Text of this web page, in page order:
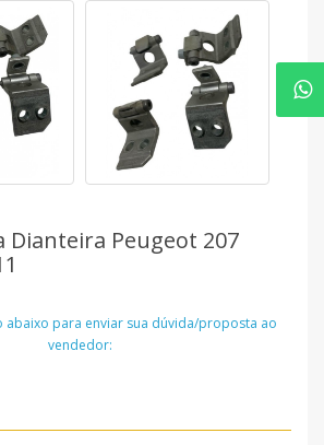
Dianteira Peugeot 207
abaixo para enviar sua dúvida/proposta ao
vendedor: